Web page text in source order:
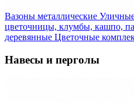
Вазоны металлические
цветочницы, клумбы, кашпо,
деревянные Цветочные
Навесы и перголы